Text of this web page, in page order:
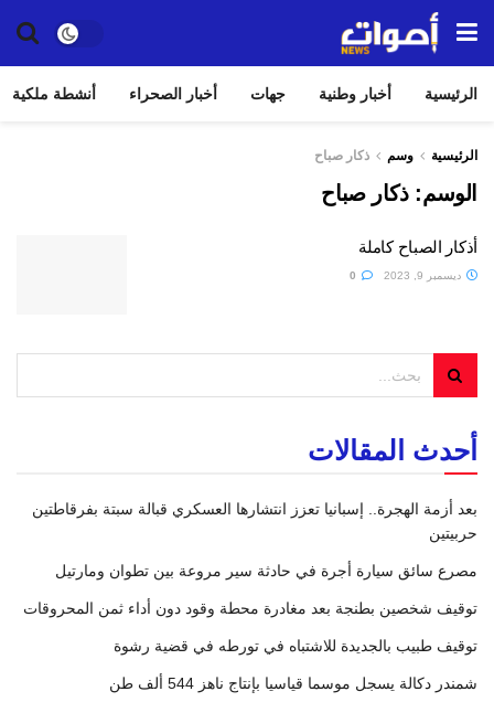
الرئيسية أخبار وطنية جهات أخبار الصحراء أنشطة ملكية
الرئيسية وسم ذكار صباح
الوسم:ذكار صباح
أذكار الصباح كاملة
ديسمبر 9, 2023
أحدث المقالات
بعد أزمة الهجرة.. إسبانيا تعزز انتشارها العسكري قبالة سبتة بفرقاطتين
حربيتين
مصرع سائق سيارة أجرة في حادثة سير مروعة بين تطوان ومارتيل
توقيف شخصين بطنجة بعد مغادرة محطة وقود دون أداء ثمن المحروقات
توقيف طبيب بالجديدة للاشتباه في تورطه في قضية رشوة
شمندر دكالة يسجل موسما قياسيا بإنتاج ناهز 544 ألف طن